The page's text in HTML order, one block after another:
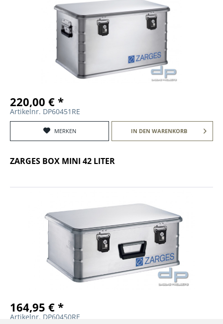
220,00 € *
Artikelnr. DP60451RE
MERKEN IN DEN WARENKORB
ZARGES BOX MINI 42 LITER
164,95 € *
Artikelnr. DP60450RE